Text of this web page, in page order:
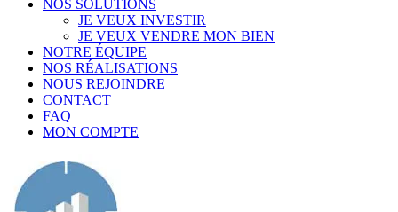
NOS SOLUTIONS
JE VEUX INVESTIR
JE VEUX VENDRE MON BIEN
NOTRE ÉQUIPE
NOS RÉALISATIONS
NOUS REJOINDRE
CONTACT
FAQ
MON COMPTE